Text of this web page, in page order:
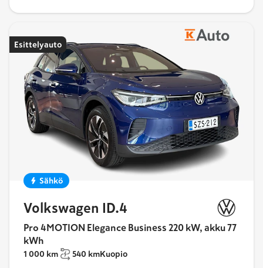
Esittelyauto
Sähkö
Volkswagen ID.4
Pro 4MOTION Elegance Business 220 kW, akku 77
kWh
1 000 km 540 km Kuopio